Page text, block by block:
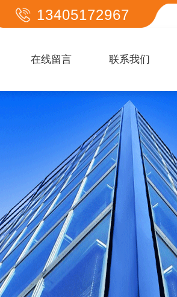
13405172967
在线留言 联系我们